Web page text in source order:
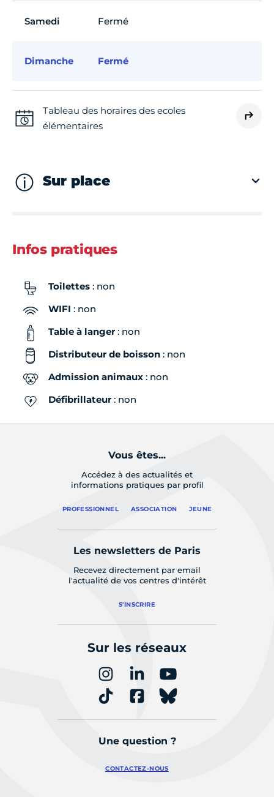
Samedi Fermé
Dimanche Fermé
Tableau des horaires des ecoles
élémentaires
Sur place
Infos pratiques
Toilettes : non
WIFI : non
Table à langer: non
Distributeur de boisson : non
Admission animaux : non
Défibrillateur: non
Vous êtes...
Accédez à des actualités et
informations pratiques par profil
PROFESSIONNEL ASSOCIATION JEUNE
Les newsletters de Paris
Recevez directement par email
l'actualité de vos centres d'intérêt
S'INSCRIRE
Sur les réseaux
Une question ?
CONTACTEZ-NOUS